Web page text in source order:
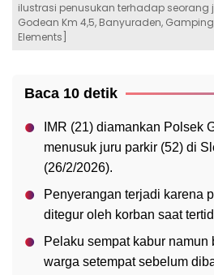
ilustrasi penusukan terhadap seorang
Godean Km 4,5, Banyuraden,
Elements]
Baca 10 detik
IMR (21) diamankan Polsek
menusuk juru parkir (52) di
(26/2/2026).
Penyerangan terjadi karena
ditegur oleh korban saat
Pelaku sempat kabur namun
warga setempat sebelum